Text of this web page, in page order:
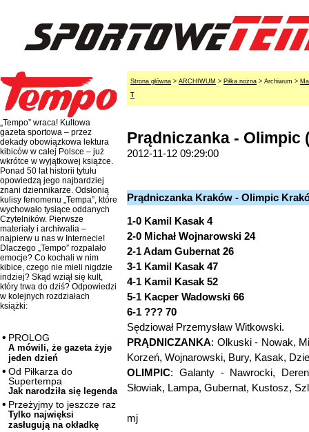
„Tempo” wraca! Kultowa
gazeta sportowa – przez
dekady obowiązkowa lektura
kibiców w całej Polsce – już
wkrótce w wyjątkowej książce.
Ponad 50 lat historii tytułu
opowiedzą jego najbardziej
znani dziennikarze. Odsłonią
kulisy fenomenu „Tempa”, które
wychowało tysiące oddanych
Czytelników. Pierwsze
materiały i archiwalia –
najpierw u nas w Internecie!
Dlaczego „Tempo” rozpalało
emocje? Co kochali w nim
kibice, czego nie mieli nigdzie
indziej? Skąd wziął się kult,
który trwa do dziś? Odpowiedzi
w kolejnych rozdziałach
książki:
PROLOG
A mówili, że gazeta żyje
jeden dzień
Od Piłkarza do
Supertempa
Jak narodziła się legenda
Przeżyjmy to jeszcze raz
Tylko najwięksi
zasługują na okładkę
Strona główna > ARCHIWUM > Piłka nożna > Archiwum >
T
Prądniczanka - Olimpic
2012-11-12 09:29:00
Prądniczanka Kraków - Olimpic
1-0 Kamil Kasak 4
2-0 Michał Wojnarowski 24
2-1 Adam Gubernat 26
3-1 Kamil Kasak 47
4-1 Kamil Kasak 52
5-1 Kacper Wadowski 66
6-1 ??? 70
Sędziował Przemysław Witkowski.
PRĄDNICZANKA: Olkuski - Nowak,
Korzeń, Wojnarowski, Bury, Kasak,
OLIMPIC: Galanty - Nawrocki,
Słowiak, Lampa, Gubernat, Kustosz,
mj